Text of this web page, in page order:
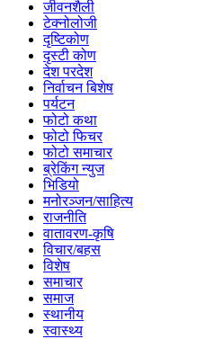
जीवनशैली
टेक्नोलोजी
दृष्टिकोण
दृस्टी कोण
देश परदेश
निर्वाचन बिशेष
पर्यटन
फोटो कथा
फोटो फिचर
फोटो समाचार
ब्रेकिंग न्युज
भिडियो
मनोरञ्जन/साहित्य
राजनीति
वातावरण-कृषि
विचार/बहस
विशेष
समाचार
समाज
स्थानीय
स्वास्थ्य